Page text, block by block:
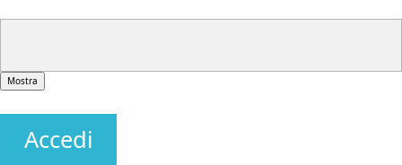
Mostra
Accedi